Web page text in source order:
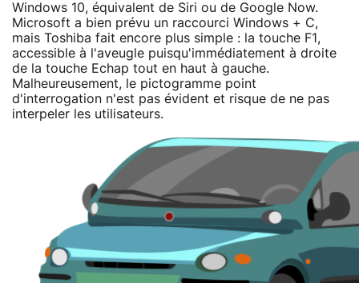
Windows 10, équivalent de Siri ou de Google Now.
Microsoft a bien prévu un raccourci Windows + C,
mais Toshiba fait encore plus simple : la touche F1,
accessible à l'aveugle puisqu'immédiatement à droite
de la touche Echap tout en haut à gauche.
Malheureusement, le pictogramme point
d'interrogation n'est pas évident et risque de ne pas
interpeler les utilisateurs.